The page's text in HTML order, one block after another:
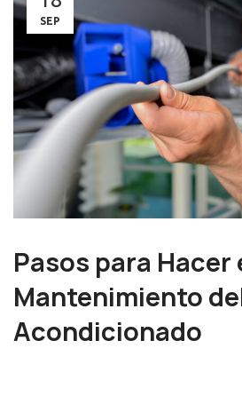
SEP
Pasos para Hacer
Mantenimiento
Acondicionado